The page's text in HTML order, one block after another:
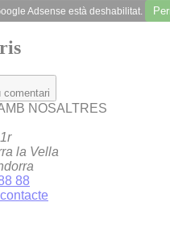
Adsense està deshabilitat.
comentari
NOSALTRES
la Vella
88